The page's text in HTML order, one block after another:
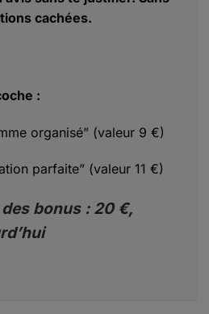
cachées.
:
organisé” (valeur 9 €)
parfaite” (valeur 11 €)
bonus : 20 €,